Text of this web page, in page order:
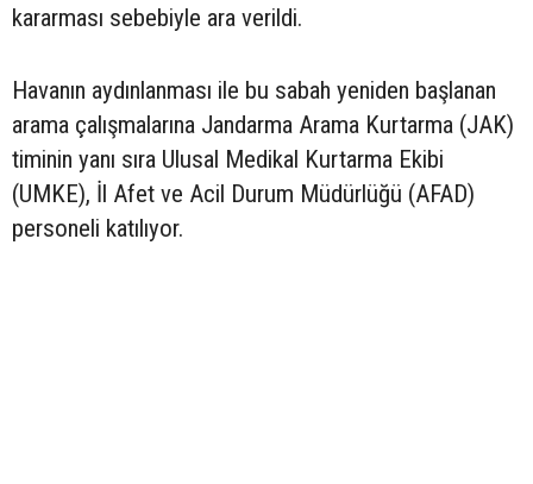
kararması sebebiyle ara verildi.
Havanın aydınlanması ile bu sabah yeniden başlanan
arama çalışmalarına Jandarma Arama Kurtarma (JAK)
timinin yanı sıra Ulusal Medikal Kurtarma Ekibi
(UMKE), İl Afet ve Acil Durum Müdürlüğü (AFAD)
personeli katılıyor.